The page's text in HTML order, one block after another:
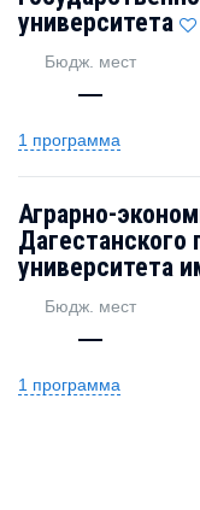
университета
Бюдж. мест
—
1 программа
Аграрно-
Дагестанского
университета
Бюдж. мест
—
1 программа